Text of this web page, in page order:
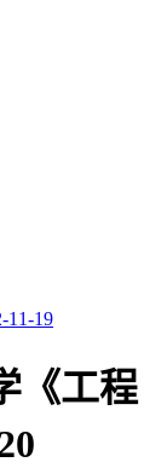
11-19
《工程